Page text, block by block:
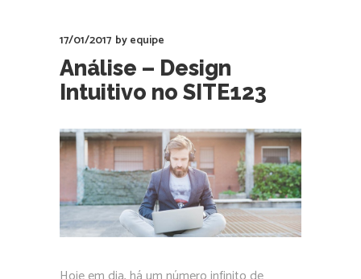
17/01/2017 byequipe
Análise – Design
Intuitivo no SITE123